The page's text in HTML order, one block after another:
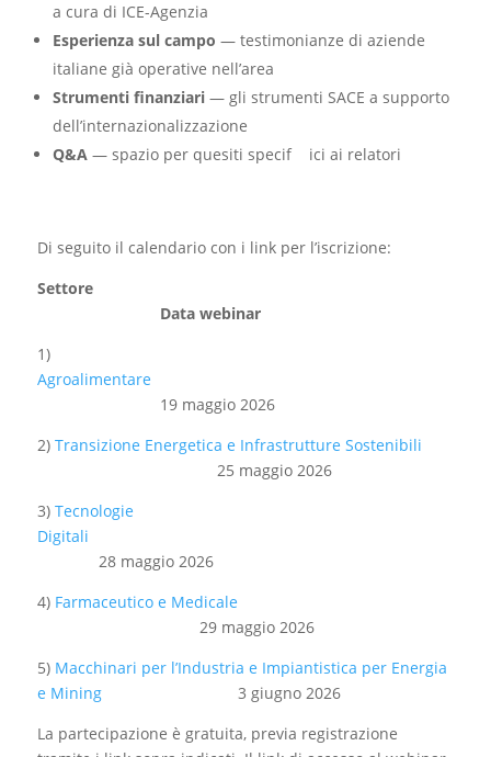
a cura di ICE-Agenzia
Esperienza sul campo — testimonianze di aziende
italiane già operative nell’area
Strumenti finanziari— gli strumenti SACE a supporto
dell’internazionalizzazione
Q&A— spazio per quesiti specif ici ai relatori
Di seguito il calendario con i link per l’iscrizione:
Data webinar
1)
Agroalimentare
19 maggio 2026
2) Transizione Energetica e Infrastrutture Sostenibili
25 maggio 2026
3) Tecnologie
Digitali
28 maggio 2026
4) Farmaceutico e Medicale
29 maggio 2026
5) Macchinari per l’Industria e Impiantistica per Energia
e Mining3 giugno 2026
La partecipazione è gratuita, previa registrazione